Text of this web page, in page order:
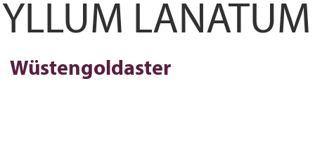
LANATUM
Wüstengoldaster